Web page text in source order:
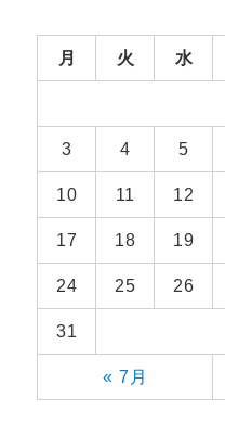
月 火 水
« 7月
3 4 5
10 11 12
17 18 19
24 25 26
31